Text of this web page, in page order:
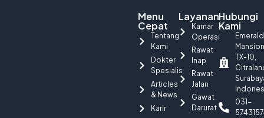
Menu
Cepat
Tentang
Kami
Dokter
Spesialis
Articles
& News
Karir
Layanan
Kamar
Operasi
Rawat
Inap
Rawat
Jalan
Gawat
Darurat
Hubungi
Kami
Emerald
Mansion
TX-10,
031-